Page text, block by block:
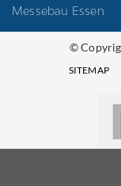
Messebau Essen
©
SITEMAP